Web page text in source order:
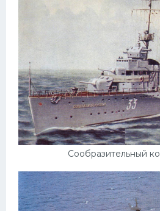
Сообразительный